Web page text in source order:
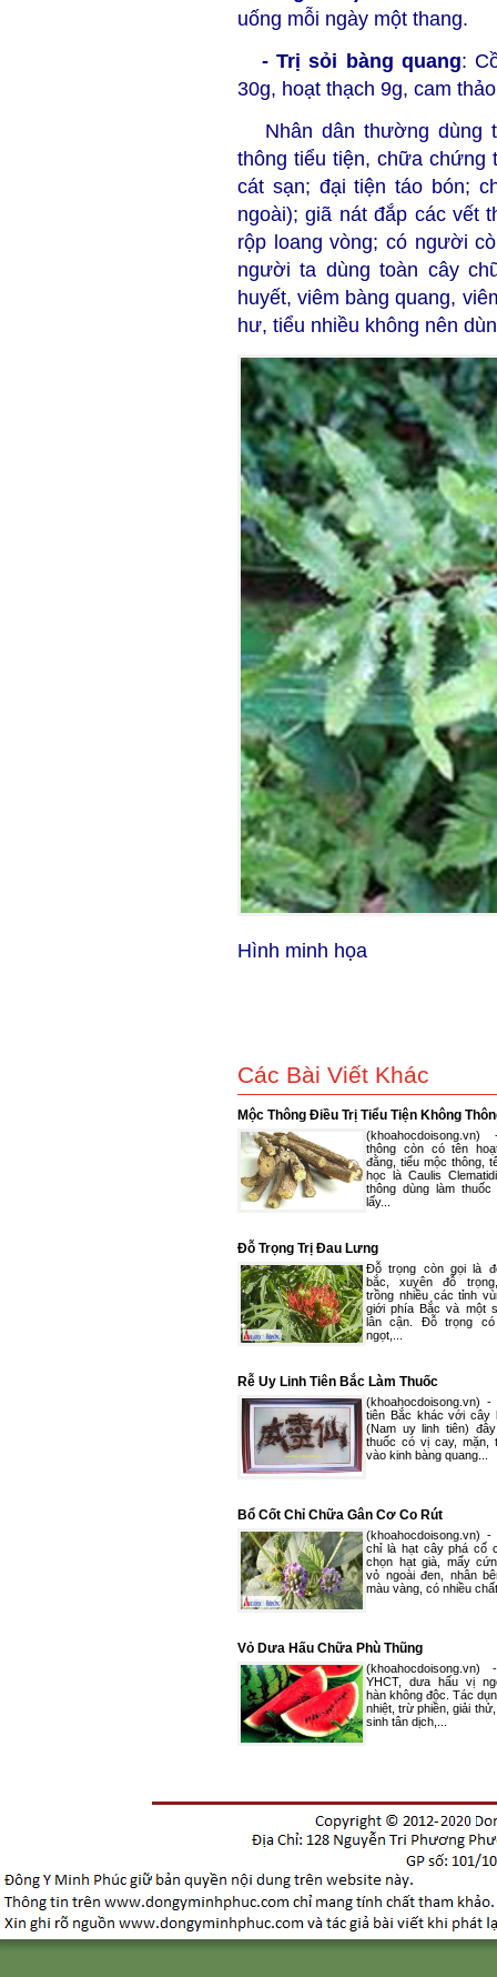
uống mỗi ngày một thang.
- Trị sỏi bàng quang:
30g, hoạt thạch 9g, cam
Nhân dân thường dùng
thông tiểu tiện, chữa chứng
cát sạn; đại tiện táo bón;
ngoài); giã nát đắp các vết
rộp loang vòng; có người
người ta dùng toàn cây
huyết, viêm bàng quang,
hư, tiểu nhiều không nên
Hình minh họa
Các Bài Viết Khác
Mộc Thông Điều Trị Tiểu Tiện Không
thông còn có tên
đằng, tiểu mộc thông,
học là Caulis
thông dùng làm thuốc
lấy...
Đỗ Trọng Trị Đau Lưng
Đỗ trọng còn gọi là
bắc, xuyên đỗ
trồng nhiều các tỉnh
giới phía Bắc và một
lân cận. Đỗ trọng
ngọt,...
Rễ Uy Linh Tiên Bắc Làm Thuốc
(khoahocdoisong.vn) -
tiên Bắc khác với cây
(Nam uy linh tiên)
thuốc có vị cay, mặn,
vào kinh bàng quang...
Bổ Cốt Chỉ Chữa Gân Cơ Co Rút
(khoahocdoisong.vn)
chỉ là hạt cây phá cố
chọn hạt già, mẩy
vỏ ngoài đen, nhân
màu vàng, có nhiều
Vỏ Dưa Hấu Chữa Phù Thũng
(khoahocdoisong.vn)
YHCT, dưa hấu vị
hàn không độc. Tác
nhiệt, trừ phiền, giải
sinh tân dịch,...